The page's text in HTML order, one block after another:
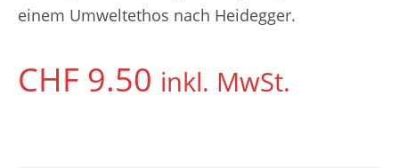
einem Umweltethos nach Heidegger.
CHF 9.50 inkl. MwSt.